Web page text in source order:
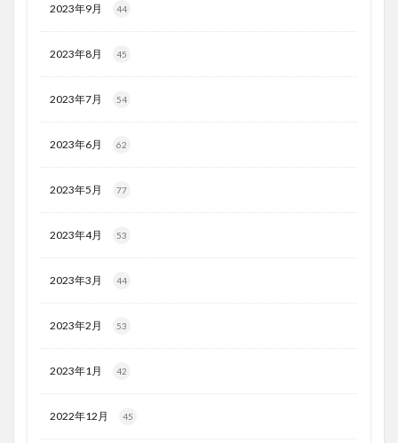
2023年9月 44
2023年8月 45
2023年7月 54
2023年6月 62
2023年5月 77
2023年4月 53
2023年3月 44
2023年2月 53
2023年1月 42
2022年12月 45